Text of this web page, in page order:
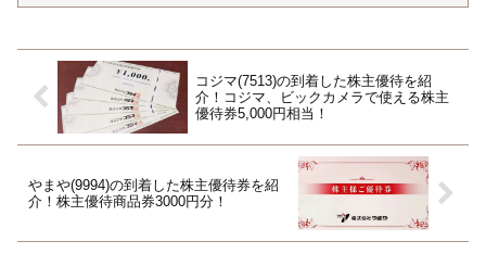
コジマ(7513)の到着した株主優待を紹
介！コジマ、ビックカメラで使える株主
優待券5,000円相当！
やまや(9994)の到着した株主優待券を紹
介！株主優待商品券3000円分！